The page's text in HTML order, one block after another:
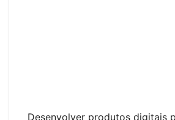
Desenvolver produtos digitais